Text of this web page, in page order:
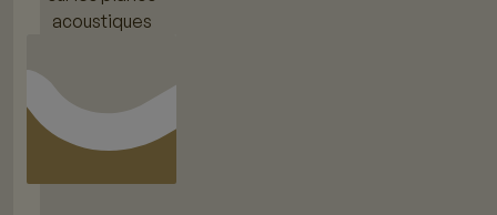
acoustiques